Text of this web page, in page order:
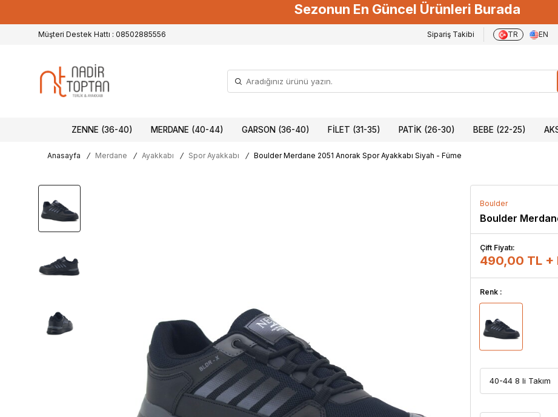
Sezonun En Güncel Ürünleri Burada
Müşteri Destek Hattı : 08502885556 Sipariş Takibi TR EN
ZENNE (36-40) MERDANE (40-44) GARSON (36-40) FILET (31-35) PATIK (26-30) BEBE (22-25)
Anasayfa / Merdane / Ayakkabı / Spor Ayakkabı / Boulder Merdane 2051 Anorak Spor Ayakkabı Siyah - Füme
Boulder
Boulder
Çift Fiyatı:
490,00 TL +
Renk :